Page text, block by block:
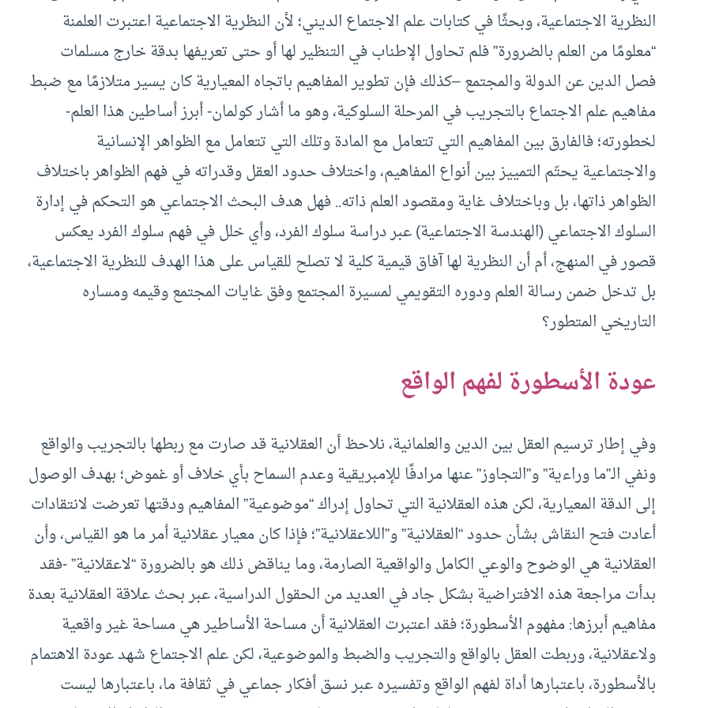
النظرية الاجتماعية، وبحثًا في كتابات علم الاجتماع الديني؛ لأن النظرية الاجتماعية اعتبرت العلمنة
“معلومًا من العلم بالضرورة” فلم تحاول الإطناب في التنظير لها أو حتى تعريفها بدقة خارج مسلمات
فصل الدين عن الدولة والمجتمع –كذلك فإن تطوير المفاهيم باتجاه المعيارية كان يسير متلازمًا مع ضبط
مفاهيم علم الاجتماع بالتجريب في المرحلة السلوكية، وهو ما أشار كولمان- أبرز أساطين هذا العلم-
لخطورته؛ فالفارق بين المفاهيم التي تتعامل مع المادة وتلك التي تتعامل مع الظواهر الإنسانية
والاجتماعية يحتّم التمييز بين أنواع المفاهيم، واختلاف حدود العقل وقدراته في فهم الظواهر باختلاف
الظواهر ذاتها، بل وباختلاف غاية ومقصود العلم ذاته.. فهل هدف البحث الاجتماعي هو التحكم في إدارة
السلوك الاجتماعي (الهندسة الاجتماعية) عبر دراسة سلوك الفرد، وأي خلل في فهم سلوك الفرد يعكس
قصور في المنهج، أم أن النظرية لها آفاق قيمية كلية لا تصلح للقياس على هذا الهدف للنظرية الاجتماعية،
بل تدخل ضمن رسالة العلم ودوره التقويمي لمسيرة المجتمع وفق غايات المجتمع وقيمه ومساره
التاريخي المتطور؟
عودة الأسطورة لفهم الواقع
وفي إطار ترسيم العقل بين الدين والعلمانية، نلاحظ أن العقلانية قد صارت مع ربطها بالتجريب والواقع
ونفي الـ”ما وراءية” و”التجاوز” عنها مرادفًا للإمبريقية وعدم السماح بأي خلاف أو غموض؛ بهدف الوصول
إلى الدقة المعيارية، لكن هذه العقلانية التي تحاول إدراك “موضوعية” المفاهيم ودقتها تعرضت لانتقادات
أعادت فتح النقاش بشأن حدود “العقلانية” و”اللاعقلانية”؛ فإذا كان معيار عقلانية أمر ما هو القياس، وأن
العقلانية هي الوضوح والوعي الكامل والواقعية الصارمة، وما يناقض ذلك هو بالضرورة “لاعقلانية” -فقد
بدأت مراجعة هذه الافتراضية بشكل جاد في العديد من الحقول الدراسية، عبر بحث علاقة العقلانية بعدة
مفاهيم أبرزها: مفهوم الأسطورة؛ فقد اعتبرت العقلانية أن مساحة الأساطير هي مساحة غير واقعية
ولاعقلانية، وربطت العقل بالواقع والتجريب والضبط والموضوعية، لكن علم الاجتماع شهد عودة الاهتمام
بالأسطورة، باعتبارها أداة لفهم الواقع وتفسيره عبر نسق أفكار جماعي في ثقافة ما، باعتبارها ليست